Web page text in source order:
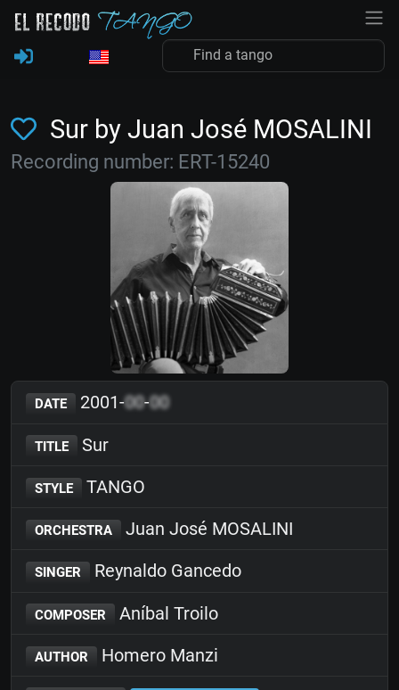
Sur by Juan José MOSALINI
Recording number: ERT-15240
DATE 2001-00-00
TITLE Sur
STYLE TANGO
ORCHESTRA Juan José MOSALINI
SINGER Reynaldo Gancedo
COMPOSER Aníbal Troilo
AUTHOR Homero Manzi